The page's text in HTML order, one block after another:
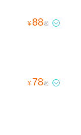
¥ 88起 
¥ 78起 